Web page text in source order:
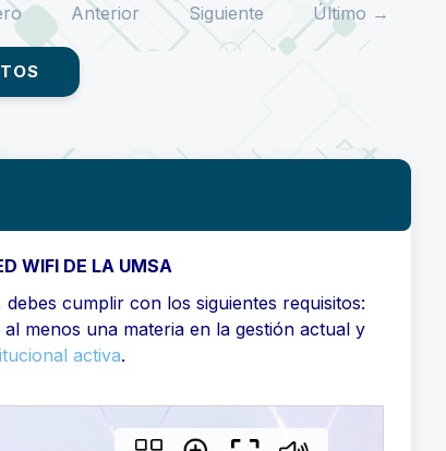
Anterior Siguiente Último →
WIFI DE LA UMSA
cumplir con los siguientes requisitos:
menos una materia en la gestión actual y
activa.